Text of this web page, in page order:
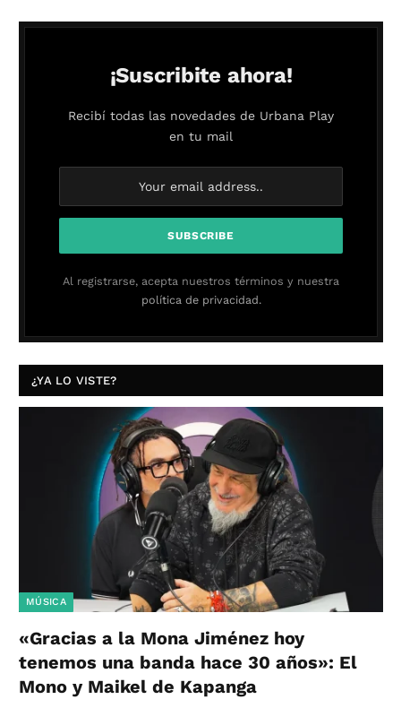
¡Suscribite ahora!
Recibí todas las novedades de Urbana Play
en tu mail
Al registrarse, acepta nuestros términos y nuestra
política de privacidad.
¿YA LO VISTE?
MÚSICA
«Gracias a la Mona Jiménez hoy
tenemos una banda hace 30 años»: El
Mono y Maikel de Kapanga